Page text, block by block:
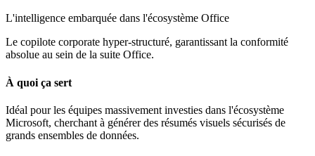
L'intelligence embarquée dans l'écosystème Office
Le copilote corporate hyper-structuré, garantissant la conformité
absolue au sein de la suite Office.
À quoi ça sert
Idéal pour les équipes massivement investies dans l'écosystème
Microsoft, cherchant à générer des résumés visuels sécurisés de
grands ensembles de données.